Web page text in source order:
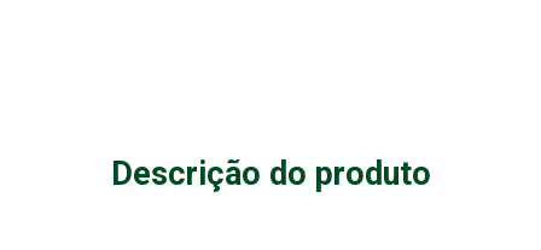
Descrição do produto